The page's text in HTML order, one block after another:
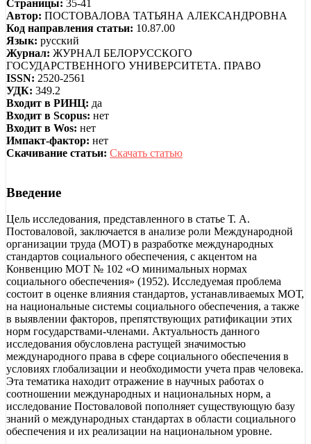
Страницы: 35-41
Автор: ПОСТОВАЛОВА ТАТЬЯНА АЛЕКСАНДРОВНА
Код направления статьи: 10.87.00
Язык: русский
Журнал: ЖУРНАЛ БЕЛОРУССКОГО
ГОСУДАРСТВЕННОГО УНИВЕРСИТЕТА. ПРАВО
ISSN: 2520-2561
УДК: 349.2
Входит в РИНЦ: да
Входит в Scopus: нет
Входит в Wos: нет
Импакт-фактор: нет
Скачивание статьи: Скачать статью
Введение
Цель исследования, представленного в статье Т. А.
Постоваловой, заключается в анализе роли Международной
организации труда (МОТ) в разработке международных
стандартов социального обеспечения, с акцентом на
Конвенцию МОТ № 102 «О минимальных нормах
социального обеспечения» (1952). Исследуемая проблема
состоит в оценке влияния стандартов, устанавливаемых МОТ,
на национальные системы социального обеспечения, а также
в выявлении факторов, препятствующих ратификации этих
норм государствами-членами. Актуальность данного
исследования обусловлена растущей значимостью
международного права в сфере социального обеспечения в
условиях глобализации и необходимости учета прав человека.
Эта тематика находит отражение в научных работах о
соотношении международных и национальных норм, а
исследование Постоваловой пополняет существующую базу
знаний о международных стандартах в области социального
обеспечения и их реализации на национальном уровне.